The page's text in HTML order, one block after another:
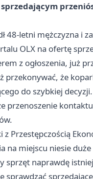
48-letni mężczyzna i
OLX na ofertę
z ogłoszenia, już
przekonywać, że
do szybkiej decyzji.
przenoszenie
z Przestępczością
na miejscu niesie
sprzęt naprawdę
sprawdzać